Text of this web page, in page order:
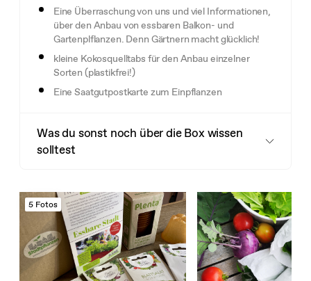
Eine Überraschung von uns und viel Informationen,
über den Anbau von essbaren Balkon- und
Gartenplflanzen. Denn Gärtnern macht glücklich!
kleine Kokosquelltabs für den Anbau einzelner
Sorten (plastikfrei!)
Eine Saatgutpostkarte zum Einpflanzen
Was du sonst noch über die Box wissen
solltest
5 Fotos